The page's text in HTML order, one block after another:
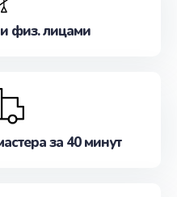
физ. лицами
за 40 минут